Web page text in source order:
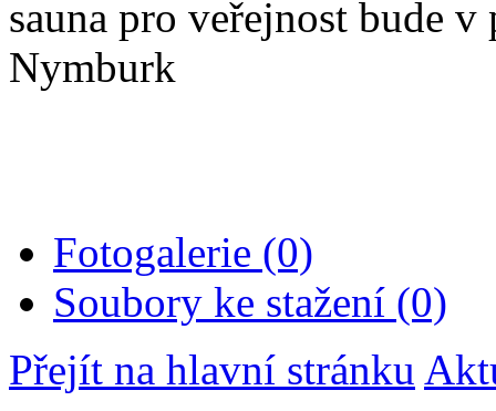
sauna pro veřejnost bude v
Nymburk
Fotogalerie (0)
Soubory ke stažení (0)
Přejít na hlavní stránku